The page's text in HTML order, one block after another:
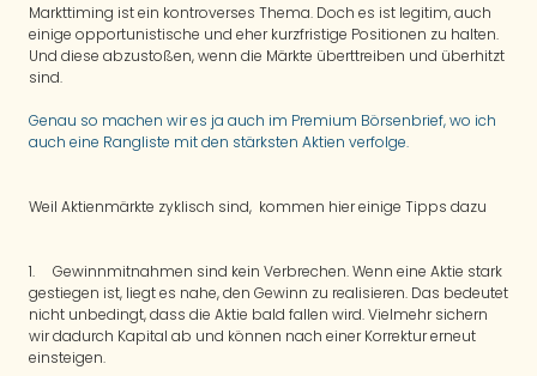
Markttiming ist ein kontroverses Thema. Doch es ist legitim, auch
einige opportunistische und eher kurzfristige Positionen zu halten.
Und diese abzustoßen, wenn die Märkte überttreiben und überhitzt
sind.
Genau so machen wir es ja auch im Premium Börsenbrief, wo ich
auch eine Rangliste mit den stärksten Aktien verfolge.
Weil Aktienmärkte zyklisch sind, kommen hier einige Tipps dazu
1. Gewinnmitnahmen sind kein Verbrechen. Wenn eine Aktie stark
gestiegen ist, liegt es nahe, den Gewinn zu realisieren. Das bedeutet
nicht unbedingt, dass die Aktie bald fallen wird. Vielmehr sichern
wir dadurch Kapital ab und können nach einer Korrektur erneut
einsteigen.